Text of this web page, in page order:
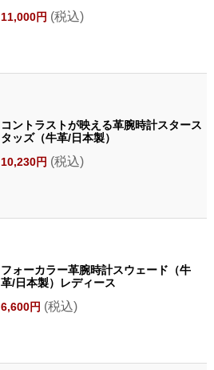
11,000円 (税込)
コントラストが映える革腕時計スタース
タッズ（牛革/日本製）
10,230円 (税込)
フォーカラー革腕時計スウェード（牛
革/日本製）レディース
6,600円 (税込)